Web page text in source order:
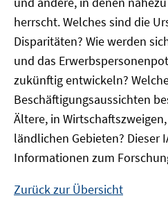
herrscht. Welches sind die
Disparitäten? Wie werden
und das
zukünftig entwickeln?
Beschäftigungsaussichten
Ältere, in
ländlichen Gebieten? Dieser
Informationen zum
Zurück zur Übersicht